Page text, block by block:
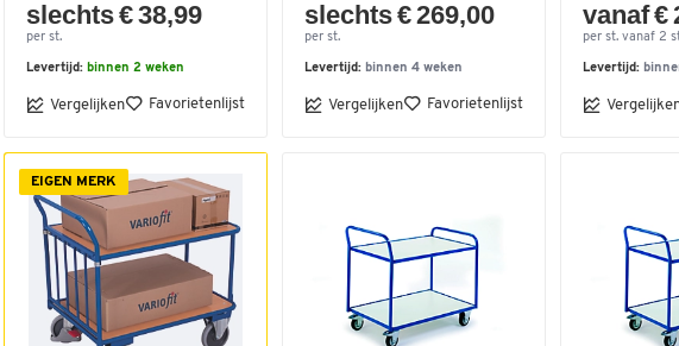
slechts € 38,99
per st.
Levertijd: binnen 2 weken
Vergelijken Favorietenlijst
slechts € 269,00
per st.
Levertijd: binnen 4 weken
Vergelijken Favorietenlijst
vanaf €
per st. vanaf 2
Levertijd:
EIGEN MERK